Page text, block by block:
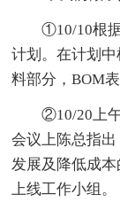
①10/10根据
计划。在计划
料部分，BOM表
②10/20上午召
会议上陈总指
发展及降低成
上线工作小组。